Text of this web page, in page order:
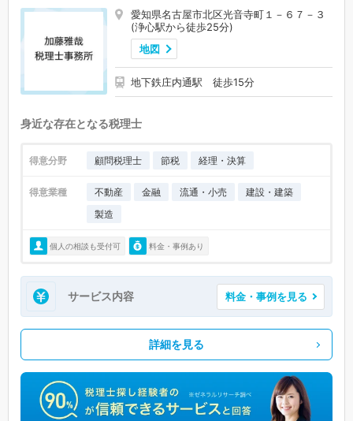
愛知県名古屋市北区光音寺町１－６７－３
(浄心駅から徒歩25分)
地図
地下鉄庄内通駅 徒歩15分
身近な存在となる税理士
得意分野 顧問税理士 節税 経理・決算
得意業種 不動産 金融 流通・小売
建設・建築
製造
個人の相談も受付可 料金・事例あり
サービス内容 料金・事例を見る
詳細を見る